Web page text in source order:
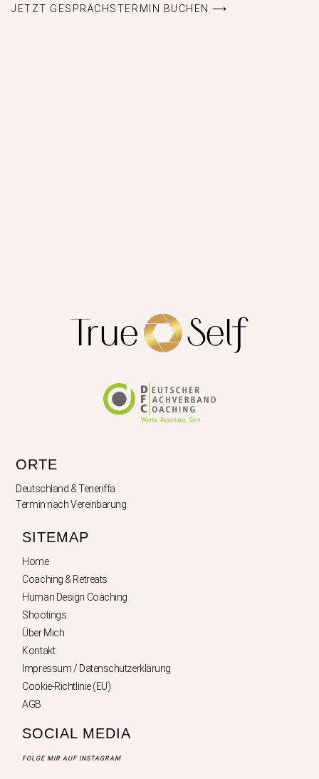
JETZT GESPRÄCHSTERMIN BUCHEN ⟶
ORTE
Deutschland & Teneriffa
Termin nach Vereinbarung
SITEMAP
Home
Coaching & Retreats
Human Design Coaching
Shootings
Über Mich
Kontakt
Impressum / Datenschutzerklärung
Cookie-Richtlinie (EU)
AGB
SOCIAL MEDIA
FOLGE MIR AUF INSTAGRAM